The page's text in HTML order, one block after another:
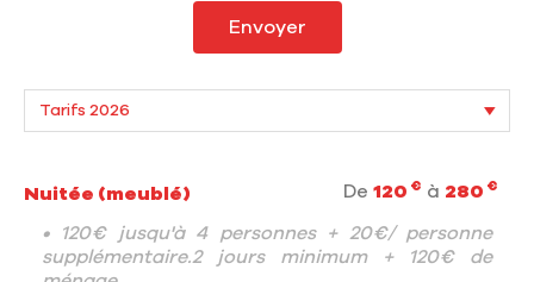
Envoyer
Nuitée (meublé) De 120 € à 280 €
• 120€ jusqu'à 4 personnes + 20€/ personne
supplémentaire.2 jours minimum + 120€ de